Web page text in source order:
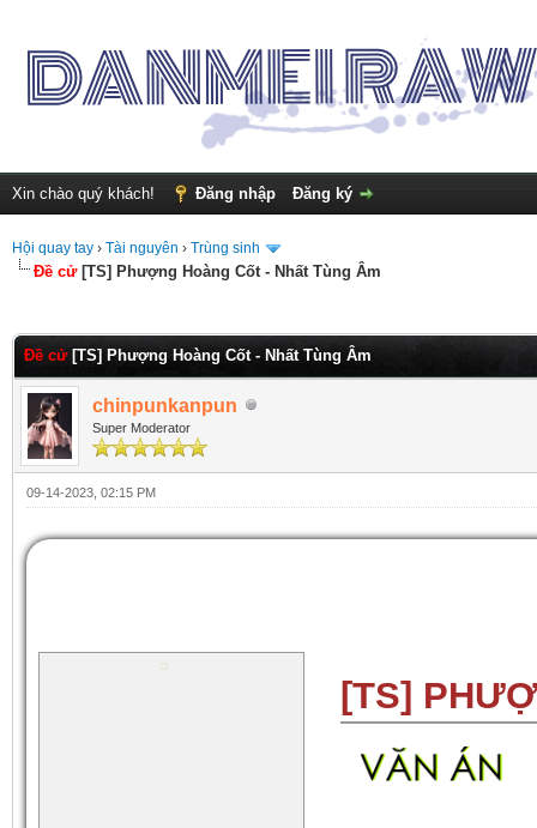
Xin chào quý khách! Đăng nhập Đăng ký
Hội quay tay › Tài nguyên › Trùng sinh
Đề cử[TS] Phượng Hoàng Cốt - Nhất Tùng Âm
Đề cử[TS] Phượng Hoàng Cốt - Nhất Tùng Âm
chinpunkanpun
Super Moderator
09-14-2023, 02:15 PM
[TS]